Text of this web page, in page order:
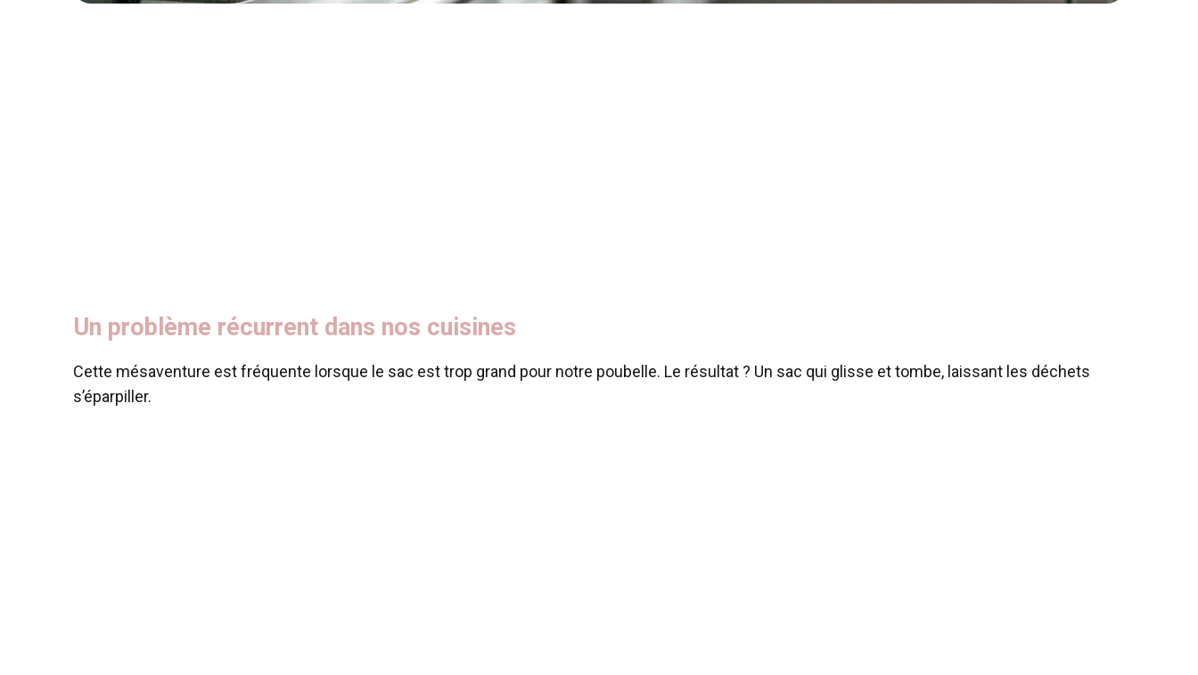
Un problème récurrent dans nos cuisines
Cette mésaventure est fréquente lorsque le sac est trop grand pour notre poubelle. Le résultat ? Un sac qui glisse et tombe, laissant les déchets
s’éparpiller.